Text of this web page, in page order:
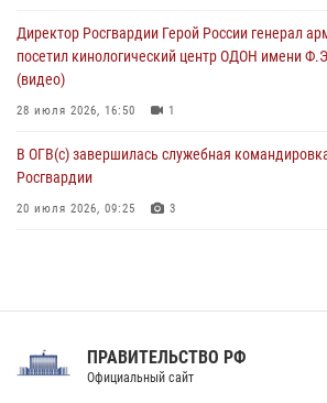
07 августа 2026, 11:18
Директор Росгвардии Герой России генерал
посетил кинологический центр ОДОН имени
(видео)
28 июля 2026, 16:50 1
В ОГВ(с) завершилась служебная
Росгвардии
20 июля 2026, 09:25 3
Праздник «Один день с Росгвардией» к 105-
ПРАВИТЕЛЬСТВО РФ
Официальный сайт